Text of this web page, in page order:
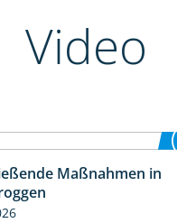
Video
Maßnahmen in